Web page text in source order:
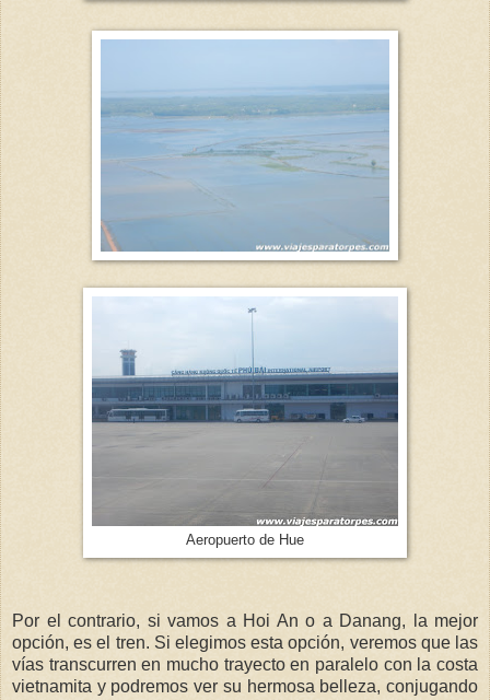
Aeropuerto de Hue
Por el contrario, si vamos a Hoi An o a Danang, la mejor
opción, es el tren. Si elegimos esta opción, veremos que las
vías transcurren en mucho trayecto en paralelo con la costa
vietnamita y podremos ver su hermosa belleza, conjugando